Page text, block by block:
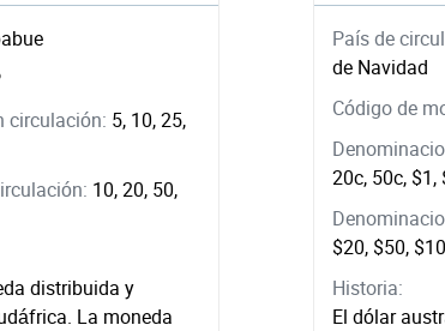
circulación: 5, 10, 25,
10, 20, 50,
distribuida y
La moneda
País de
de Navidad
Código de
20c, 50c, $1,
$20, $50,
Historia:
El dólar